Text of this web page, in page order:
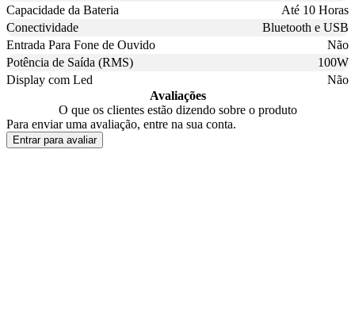
Capacidade da Bateria
Até 10 Horas
Conectividade
Bluetooth e USB
Entrada Para Fone de Ouvido
Não
Potência de Saída (RMS)
100W
Display com Led
Não
Avaliações
O que os clientes estão dizendo sobre o produto
Para enviar uma avaliação, entre na sua conta.
Entrar para avaliar